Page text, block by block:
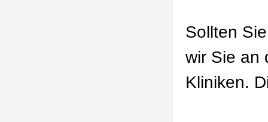
Sollten
wir Sie an
Kliniken.